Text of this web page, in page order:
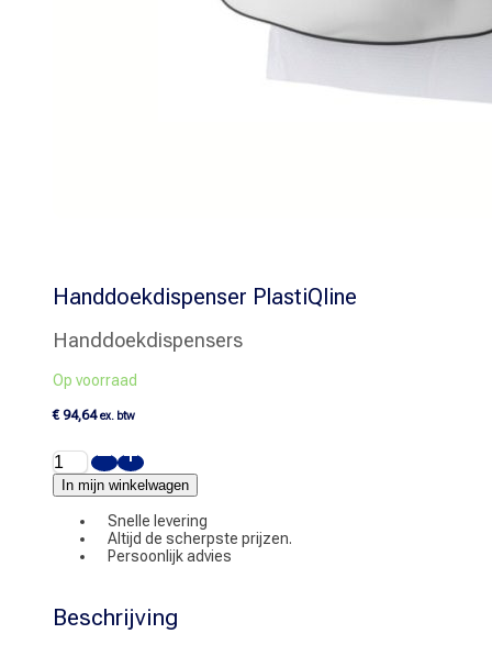
Handdoekdispenser PlastiQline
Handdoekdispensers
Op voorraad
€94,64 ex. btw
Handdoekdispenser
PlastiQline
aantal
In mijn winkelwagen
Snelle levering
Altijd de scherpste prijzen.
Persoonlijk advies
Beschrijving